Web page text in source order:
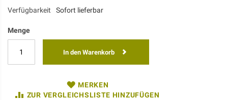
Verfügbarkeit
Sofort lieferbar
Menge
In den Warenkorb
MERKEN
ZUR VERGLEICHSLISTE HINZUFÜGEN